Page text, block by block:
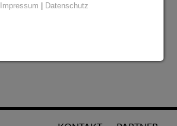
Impressum | Datenschutz